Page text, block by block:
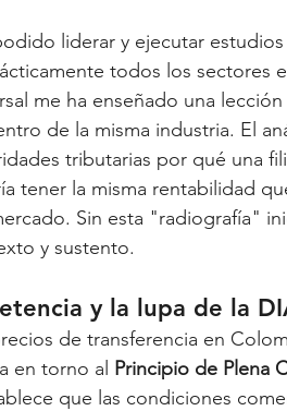
liderar y ejecutar
todos los sectores
me ha enseñado una
de la misma industria. El
tributarias por qué una
tener la misma rentabilidad
Sin esta "radiografía"
y sustento.
y la lupa de la
de transferencia en
en torno al Principio de Plena
que las condiciones